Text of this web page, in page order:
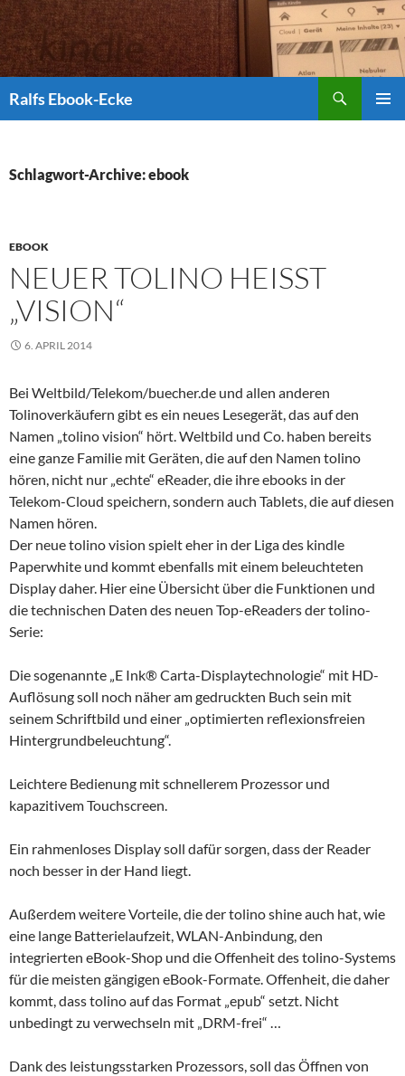
Ralfs Ebook-Ecke
Schlagwort-Archive: ebook
EBOOK
NEUER TOLINO HEISST „
VISION“
6. APRIL 2014
Bei Weltbild/Telekom/buecher.de und allen anderen
Tolinoverkäufern gibt es ein neues Lesegerät, das auf den
Namen „tolino vision“ hört. Weltbild und Co. haben bereits
eine ganze Familie mit Geräten, die auf den Namen tolino
hören, nicht nur „echte“ eReader, die ihre ebooks in der
Telekom-Cloud speichern, sondern auch Tablets, die auf diesen
Namen hören.
Der neue tolino vision spielt eher in der Liga des kindle
Paperwhite und kommt ebenfalls mit einem beleuchteten
Display daher. Hier eine Übersicht über die Funktionen und
die technischen Daten des neuen Top-eReaders der tolino-
Serie:
Die sogenannte „E Ink® Carta-Displaytechnologie“ mit HD-
Auflösung soll noch näher am gedruckten Buch sein mit
seinem Schriftbild und einer „optimierten reflexionsfreien
Hintergrundbeleuchtung“.
Leichtere Bedienung mit schnellerem Prozessor und
kapazitivem Touchscreen.
Ein rahmenloses Display soll dafür sorgen, dass der Reader
noch besser in der Hand liegt.
Außerdem weitere Vorteile, die der tolino shine auch hat, wie
eine lange Batterielaufzeit, WLAN-Anbindung, den
integrierten eBook-Shop und die Offenheit des tolino-Systems
für die meisten gängigen eBook-Formate. Offenheit, die daher
kommt, dass tolino auf das Format „epub“ setzt. Nicht
unbedingt zu verwechseln mit „DRM-frei“ …
Dank des leistungsstarken Prozessors, soll das Öffnen von